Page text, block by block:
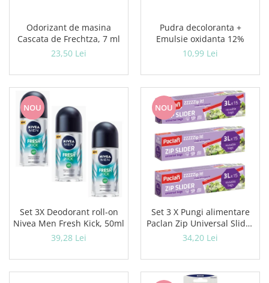
Odorizant de masina
Cascata de Frechtza, 7 ml
23,50 Lei
Pudra decoloranta +
Emulsie oxidanta 12%
10,99 Lei
NOU
Set 3X Deodorant roll-on
Nivea Men Fresh Kick, 50ml
39,28 Lei
NOU
Set 3 X Pungi alimentare
Paclan Zip Universal Slider
3l 15buc
34,20 Lei